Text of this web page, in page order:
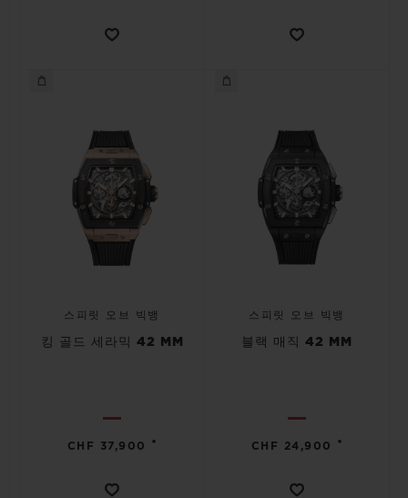
스피릿 오브 빅뱅
킹 골드 세라믹 42 MM
CHF 37,900 •
스피릿 오브 빅뱅
블랙 매직 42 MM
CHF 24,900 •